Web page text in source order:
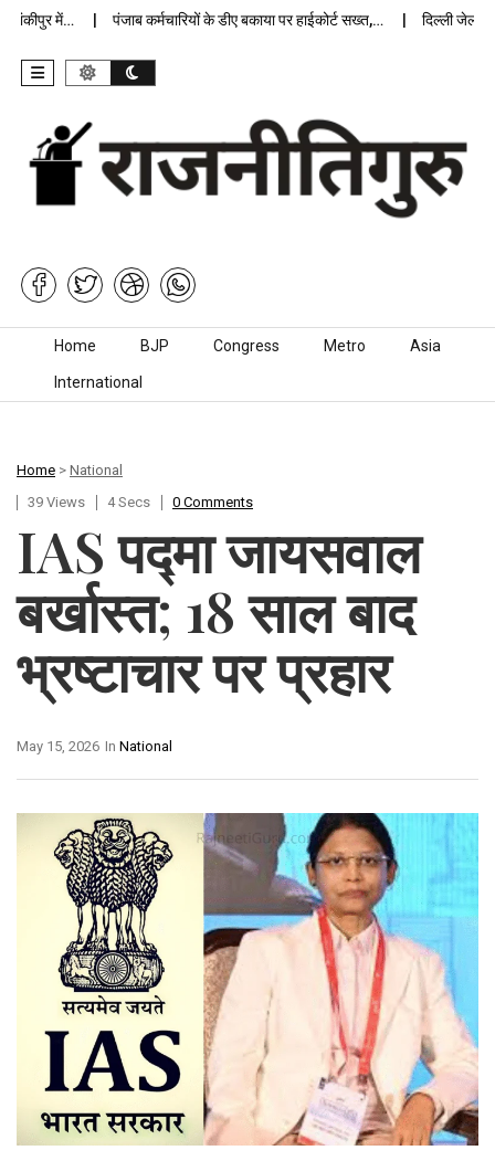
में… पंजाब कर्मचारियों के डीए बकाया पर हाईकोर्ट सख्त,… दिल्ली जेलों में
Skip to content
Home BJP Congress Metro Asia
International
Home > National
39 Views
4 Secs 0 Comments
IAS पद्मा जायसवाल
बर्खास्त; 18 साल बाद
भ्रष्टाचार पर प्रहार
In National
May 15, 2026